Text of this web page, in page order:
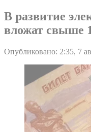
В развитие
вложат свыше
Опубликовано: 2:35, 7